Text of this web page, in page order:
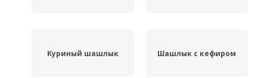
Куриный шашлык Шашлык с кефиром